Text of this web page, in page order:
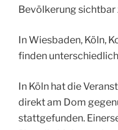
Bevölkerung sichtbar
In Wiesbaden, Köln,
finden
In Köln hat die
direkt am Dom
stattgefunden.